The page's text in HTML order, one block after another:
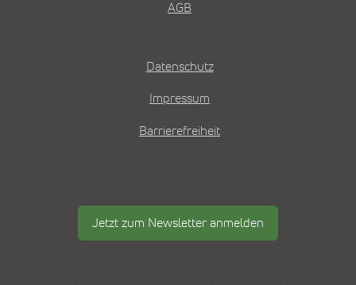
AGB
Datenschutz
Impressum
Barrierefreiheit
Jetzt zum Newsletter anmelden